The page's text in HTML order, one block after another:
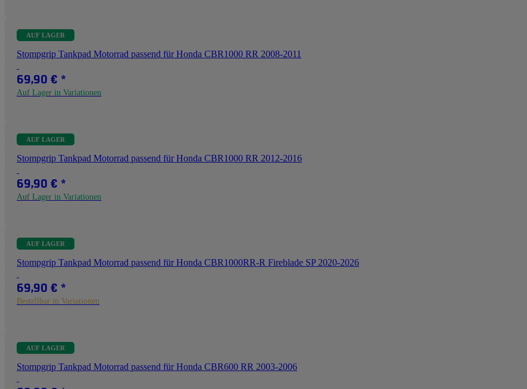
AUF LAGER
Stompgrip Tankpad Motorrad passend für Honda CBR1000 RR 2008-2011
69,90 € *
Auf Lager in Variationen
AUF LAGER
Stompgrip Tankpad Motorrad passend für Honda CBR1000 RR 2012-2016
69,90 € *
Auf Lager in Variationen
AUF LAGER
Stompgrip Tankpad Motorrad passend für Honda CBR1000RR-R Fireblade SP 2020-2026
69,90 € *
Bestellbar in Variationen
AUF LAGER
Stompgrip Tankpad Motorrad passend für Honda CBR600 RR 2003-2006